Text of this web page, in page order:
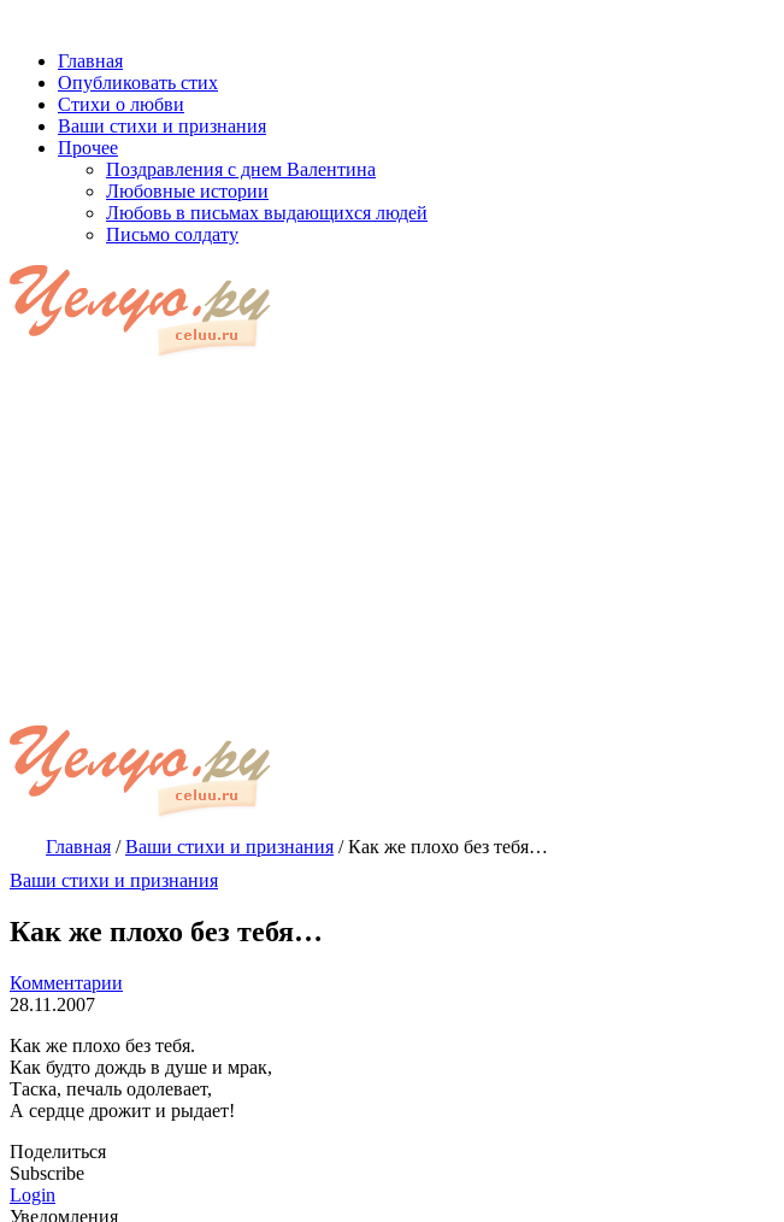
Главная
Опубликовать стих
Стихи о любви
Ваши стихи и признания
Прочее
Поздравления с днем Валентина
Любовные истории
Любовь в письмах выдающихся людей
Письмо солдату
Главная /Ваши стихи и признания /Как же плохо без тебя…
Ваши стихи и признания
Как же плохо без тебя…
Комментарии
28.11.2007
Как же плохо без тебя.
Как будто дождь в душе и мрак,
Таска, печаль одолевает,
А сердце дрожит и рыдает!
Поделиться
Subscribe
Login
Уведомления